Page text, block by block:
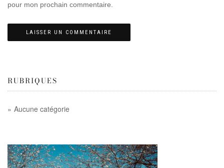
pour mon prochain commentaire.
RUBRIQUES
Aucune catégorie